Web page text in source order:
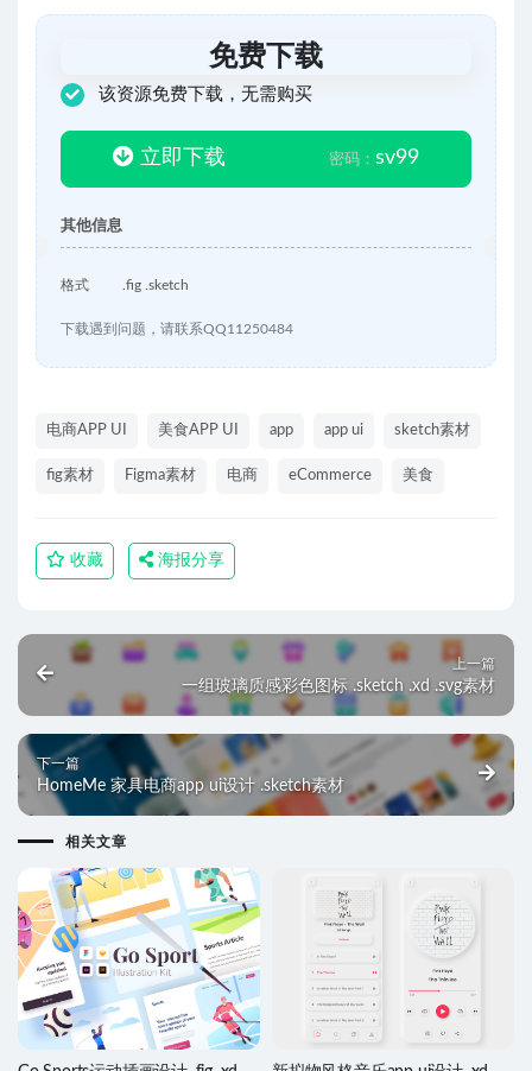
免费下载
该资源免费下载，无需购买
立即下载 密码： sv99
其他信息
格式 .fig .sketch
下载遇到问题，请联系QQ11250484
电商APP UI 美食APP UI app app ui sketch素材
fig素材 Figma素材 电商 eCommerce 美食
收藏 海报分享
上一篇
一组玻璃质感彩色图标 .sketch .xd .svg素材
下一篇
HomeMe 家具电商app ui设计 .sketch素材
相关文章